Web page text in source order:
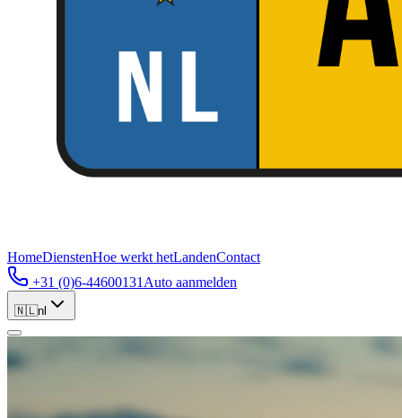
HomeDienstenHoe werkt hetLandenContact
+31 (0)6-44600131 Auto aanmelden
🇳🇱nl